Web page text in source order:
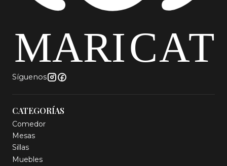
Síguenos
CATEGORÍAS
Comedor
Mesas
Sillas
Muebles